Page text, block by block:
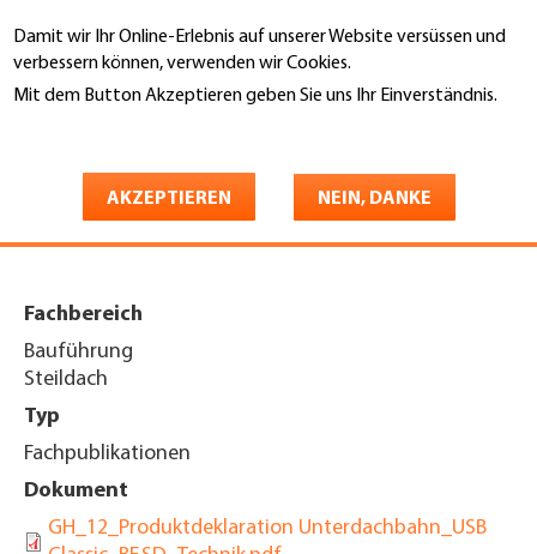
Damit wir Ihr Online-Erlebnis auf unserer Website versüssen und
verbessern können, verwenden wir Cookies.
Mit dem Button Akzeptieren geben Sie uns Ihr Einverständnis.
AKZEPTIEREN NEIN, DANKE
zum
Inhalt
Unterdachbahn USB Classic,
normale Beanspruchung
Fachbereich
Bauführung
Steildach
Typ
Fachpublikationen
Dokument
GH_12_Produktdeklaration Unterdachbahn_USB